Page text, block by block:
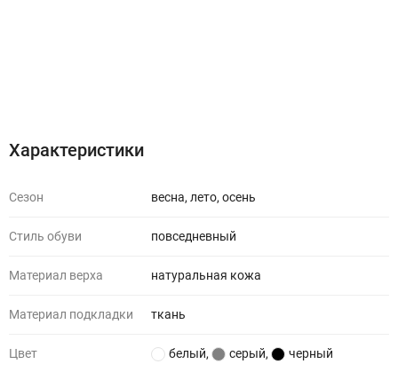
Характеристики
Сезон весна, лето, осень
Стиль обуви повседневный
Материал верха натуральная кожа
Материал подкладки ткань
Цвет белый, серый, черный